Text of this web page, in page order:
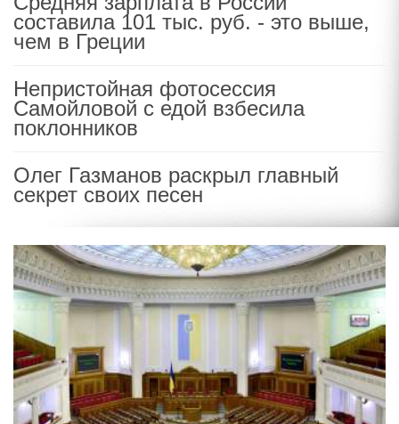
составила 101 тыс. руб. - это выше,
чем в Греции
Непристойная фотосессия
Самойловой с едой взбесила
поклонников
Олег Газманов раскрыл главный
секрет своих песен